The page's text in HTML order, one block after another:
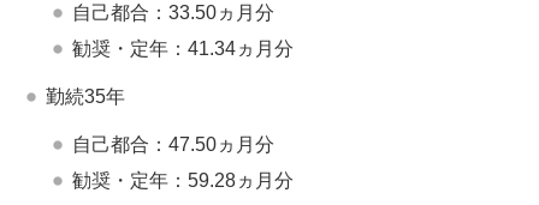
自己都合：33.50ヵ月分
勧奨・定年：41.34ヵ月分
勤続35年
自己都合：47.50ヵ月分
勧奨・定年：59.28ヵ月分